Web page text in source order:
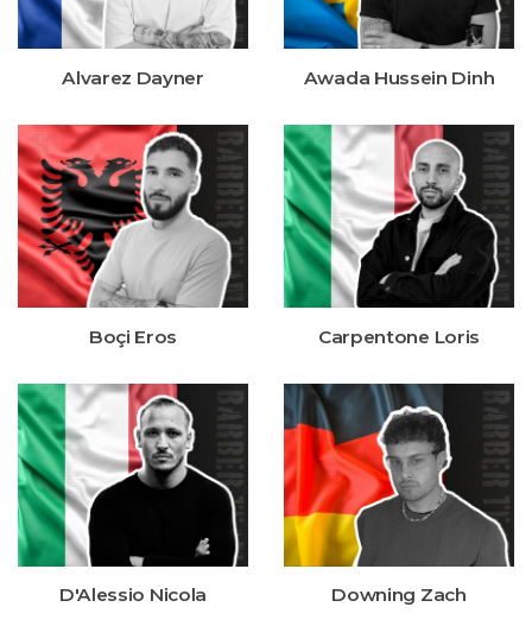
Alvarez Dayner Awada Hussein Dinh
Boçi Eros Carpentone Loris
D'Alessio Nicola Downing Zach